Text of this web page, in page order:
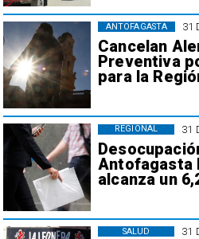
31
Cancelan
Preventiva
para la
ANTOFAGASTA
31
Antofagasta
alcanza un
REGIONAL
31
SALUD